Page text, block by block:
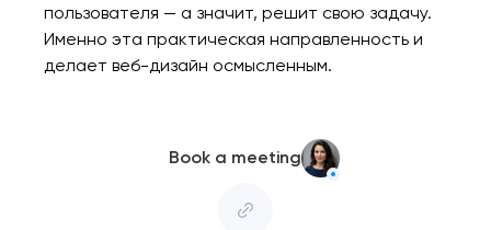
пользователя — а значит, решит свою задачу.
Именно эта практическая направленность и
делает веб-дизайн осмысленным.
Book a meeting